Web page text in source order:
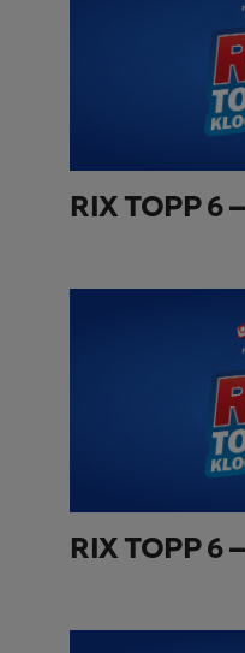
RIX TOPP 6
RIX TOPP 6